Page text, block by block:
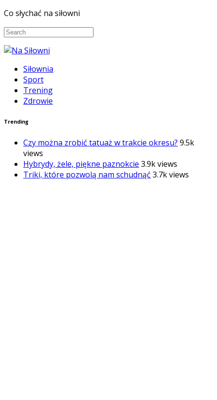
Co słychać na siłowni
Siłownia
Sport
Trening
Zdrowie
Trending
Czy można zrobić tatuaż w trakcie okresu? 9.5k
views
Hybrydy, żele, piękne paznokcie 3.9k views
Triki, które pozwolą nam schudnąć 3.7k views